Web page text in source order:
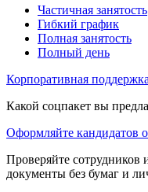
Частичная занятость
Гибкий график
Полная занятость
Полный день
Корпоративная
Какой соцпакет вы
Оформляйте кандидатов
Проверяйте сотрудников
документы без бумаг и